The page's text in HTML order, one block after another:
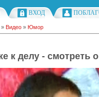
ВХОД
» Видео » Юмор
к делу - смотреть